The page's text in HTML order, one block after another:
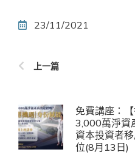
23/11/2021
上一篇
免費講座：
3,000萬淨資
資本投資者
位(8月13日)